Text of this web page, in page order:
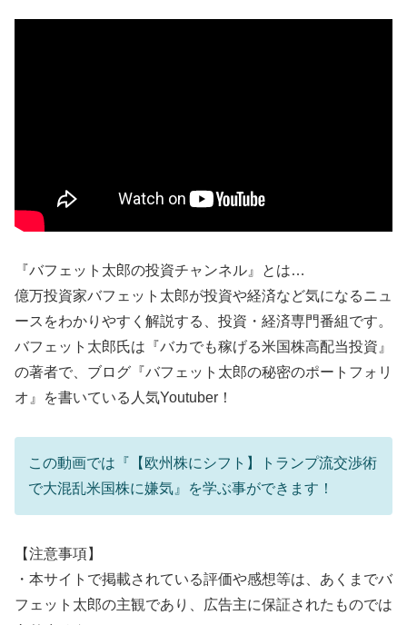
『バフェット太郎の投資チャンネル』とは…
億万投資家バフェット太郎が投資や経済など気になるニュ
ースをわかりやすく解説する、投資・経済専門番組です。
バフェット太郎氏は『バカでも稼げる米国株高配当投資』
の著者で、ブログ『バフェット太郎の秘密のポートフォリ
オ』を書いている人気Youtuber！
この動画では『【欧州株にシフト】トランプ流交渉術
で大混乱米国株に嫌気』を学ぶ事ができます！
【注意事項】
・本サイトで掲載されている評価や感想等は、あくまでバ
フェット太郎の主観であり、広告主に保証されたものでは